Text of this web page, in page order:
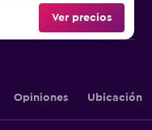
Ver precios
Opiniones Ubicación